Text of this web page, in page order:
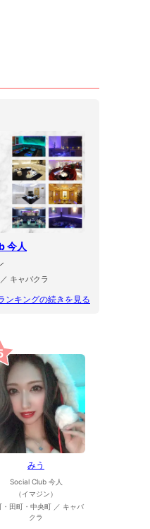
今人
キャバクラ
ンキングの続きを見る
みう
Social Club 今人
（イマジン）
・田町・中央町 ／ キャバ
クラ